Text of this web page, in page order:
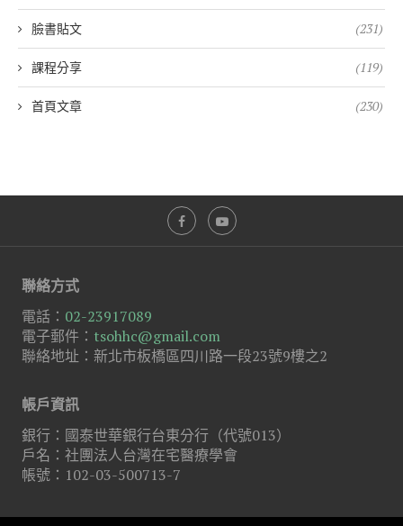
臉書貼文 (231)
課程分享 (119)
首頁文章 (230)
聯絡方式
電話： 02-23917089
電子郵件： tsohhc@gmail.com
聯絡地址：新北市板橋區四川路一段23號9樓之2
帳戶資訊
銀行：國泰世華銀行台東分行（代號013）
戶名：社團法人台灣在宅醫療學會
帳號：102-03-500713-7